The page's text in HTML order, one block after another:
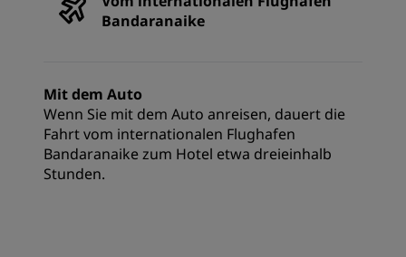
Bandaranaike
Mit dem Auto
Wenn Sie mit dem Auto anreisen, dauert die
Fahrt vom internationalen Flughafen
Bandaranaike zum Hotel etwa dreieinhalb
Stunden.